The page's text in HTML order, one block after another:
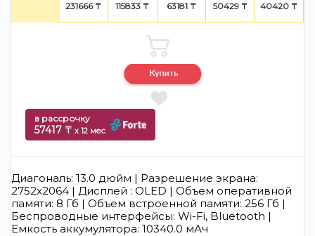
231666 ₸
115833 ₸ 63181 ₸ 50429 ₸ 40420 ₸
в рассрочку
57417 ₸ x 12 мес
Диагональ: 13.0 дюйм | Разрешение экрана:
2752x2064 | Дисплей : OLED | Объем оперативной
памяти: 8 Гб | Объем встроенной памяти: 256 Гб |
Беспроводные интерфейсы: Wi-Fi, Bluetooth |
Емкость аккумулятора: 10340.0 мАч